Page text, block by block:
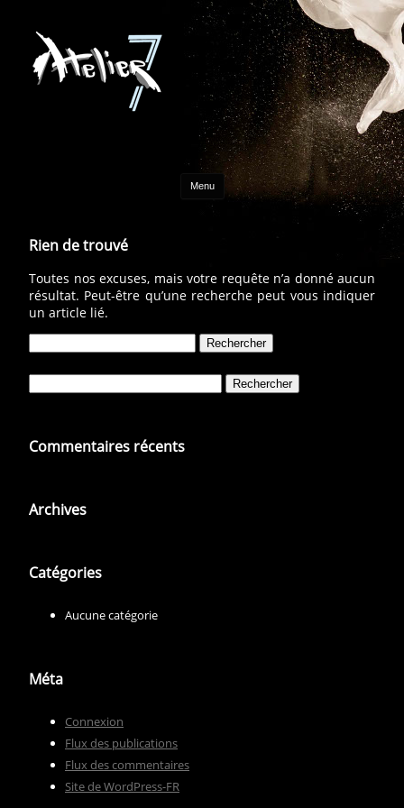
Menu Aller au contenu
Rien de trouvé
Toutes nos excuses, mais votre requête n’a donné aucun
résultat. Peut-être qu’une recherche peut vous indiquer
un article lié.
Commentaires récents
Archives
Catégories
Aucune catégorie
Méta
Connexion
Flux des publications
Flux des commentaires
Site de WordPress-FR